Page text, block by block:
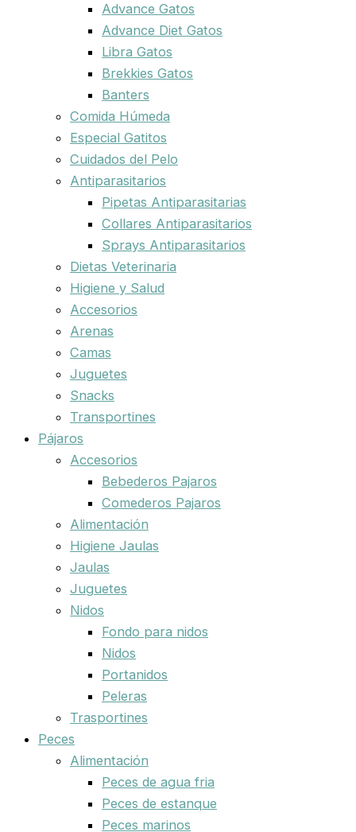
Advance Gatos
Advance Diet Gatos
Libra Gatos
Brekkies Gatos
Banters
Comida Húmeda
Especial Gatitos
Cuidados del Pelo
Antiparasitarios
Pipetas Antiparasitarias
Collares Antiparasitarios
Sprays Antiparasitarios
Dietas Veterinaria
Higiene y Salud
Accesorios
Arenas
Camas
Juguetes
Snacks
Transportines
Pájaros
Accesorios
Bebederos Pajaros
Comederos Pajaros
Alimentación
Higiene Jaulas
Jaulas
Juguetes
Nidos
Fondo para nidos
Nidos
Portanidos
Peleras
Trasportines
Peces
Alimentación
Peces de agua fria
Peces de estanque
Peces marinos